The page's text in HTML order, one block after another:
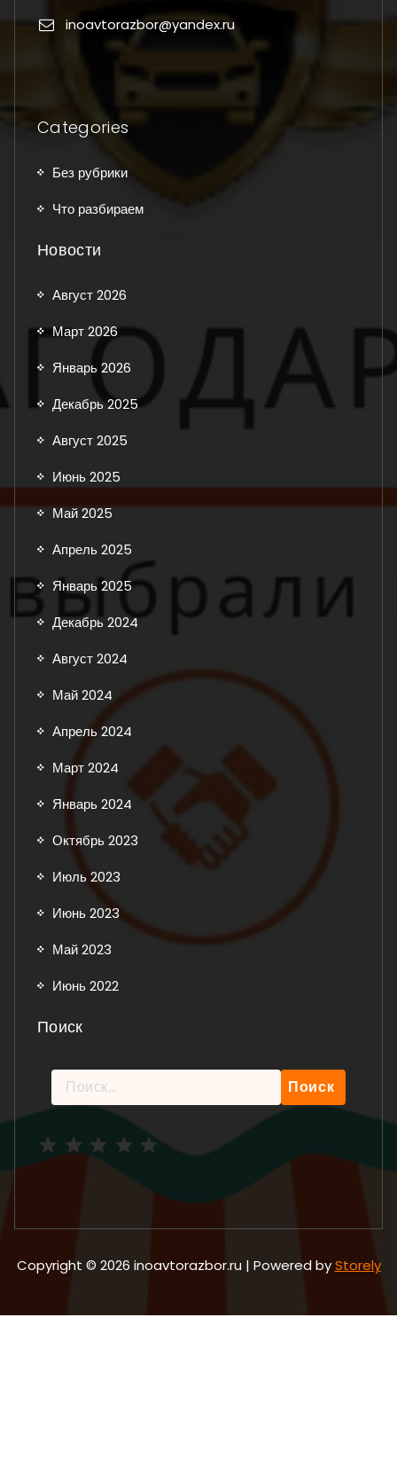
inoavtorazbor@yandex.ru
Categories
Без рубрики
Что разбираем
Новости
Август 2026
Март 2026
Январь 2026
Декабрь 2025
Август 2025
Июнь 2025
Май 2025
Апрель 2025
Январь 2025
Декабрь 2024
Август 2024
Май 2024
Апрель 2024
Март 2024
Январь 2024
Октябрь 2023
Июль 2023
Июнь 2023
Май 2023
Июнь 2022
Поиск
Найти:
Copyright © 2026 inoavtorazbor.ru | Powered byStorely